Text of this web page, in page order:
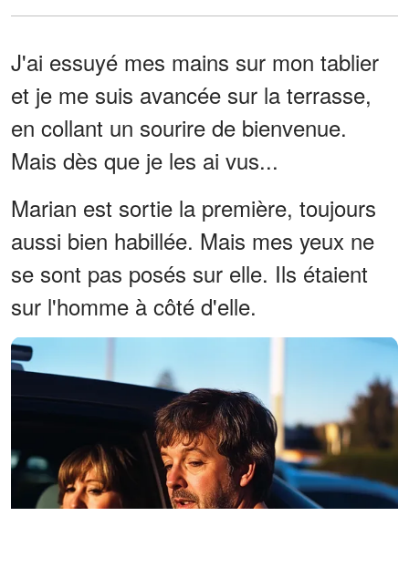
J'ai essuyé mes mains sur mon tablier
et je me suis avancée sur la terrasse,
en collant un sourire de bienvenue.
Mais dès que je les ai vus...
Marian est sortie la première, toujours
aussi bien habillée. Mais mes yeux ne
se sont pas posés sur elle. Ils étaient
sur l'homme à côté d'elle.